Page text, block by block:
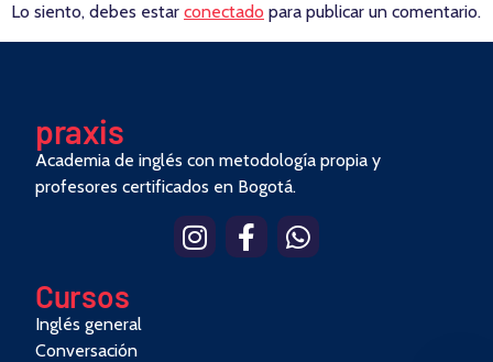
Lo siento, debes estar conectado para publicar un comentario.
praxis
Academia de inglés con metodología propia y
profesores certificados en Bogotá.
Cursos
Inglés general
Conversación